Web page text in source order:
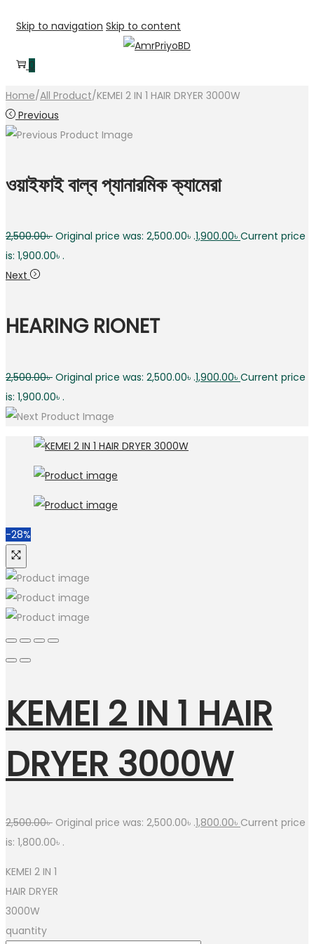
Skip to navigation Skip to content
0
Home/All Product/KEMEI 2 IN 1 HAIR DRYER 3000W
Previous
ওয়াইফাই বাল্ব প্যানারমিক ক্যামেরা
2,500.00৳ Original price was: 2,500.00৳ .1,900.00৳ Current price
is: 1,900.00৳ .
Next
HEARING RIONET
2,500.00৳ Original price was: 2,500.00৳ .1,900.00৳ Current price
is: 1,900.00৳ .
-28%
KEMEI 2 IN 1 HAIR
DRYER 3000W
2,500.00৳ Original price was: 2,500.00৳ .1,800.00৳ Current price
is: 1,800.00৳ .
KEMEI 2 IN 1
HAIR DRYER
3000W
quantity